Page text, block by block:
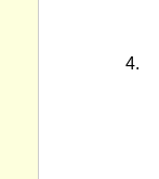
4.